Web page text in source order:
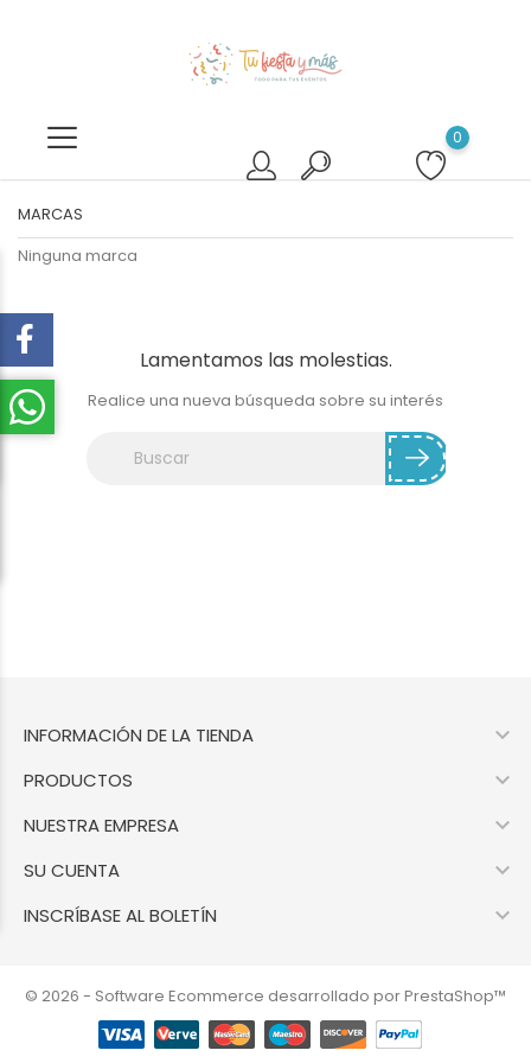
0
MARCAS
Ninguna marca
Lamentamos las molestias.
Realice una nueva búsqueda sobre su interés
INFORMACIÓN DE LA TIENDA 
PRODUCTOS 
NUESTRA EMPRESA 
SU CUENTA 
INSCRÍBASE AL BOLETÍN 
© 2026 - Software Ecommerce desarrollado por PrestaShop™